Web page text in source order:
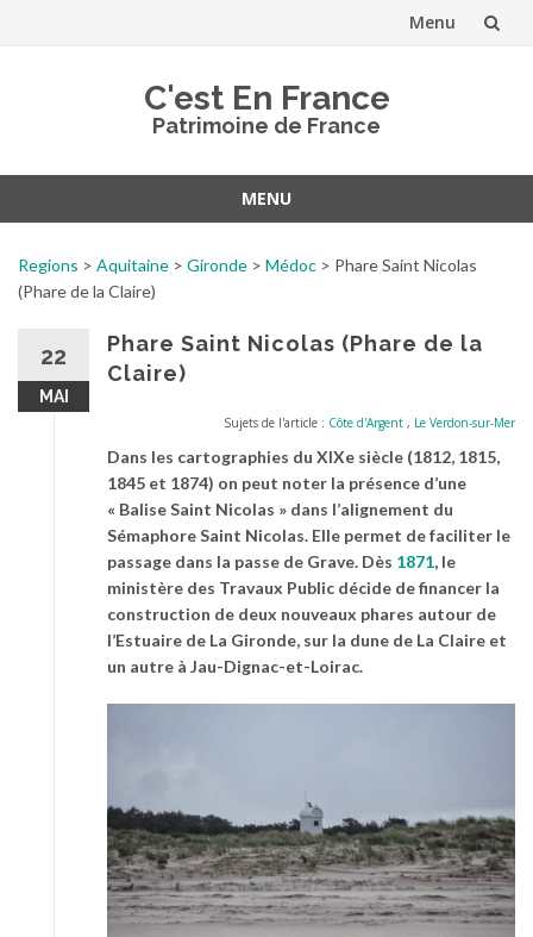
Menu
C'est En France
Patrimoine de France
MENU
contenu
Regions > Aquitaine > Gironde > Médoc > Phare Saint Nicolas
(Phare de la Claire)
22
MAI
Phare Saint Nicolas (Phare de la
Claire)
Sujets de l'article : Côte d'Argent , Le Verdon-sur-Mer
Dans les cartographies du XIXe siècle (1812, 1815,
1845 et 1874) on peut noter la présence d’une
« Balise Saint Nicolas » dans l’alignement du
Sémaphore Saint Nicolas. Elle permet de faciliter le
passage dans la passe de Grave. Dès 1871, le
ministère des Travaux Public décide de financer la
construction de deux nouveaux phares autour de
l’Estuaire de La Gironde, sur la dune de La Claire et
un autre à Jau-Dignac-et-Loirac.